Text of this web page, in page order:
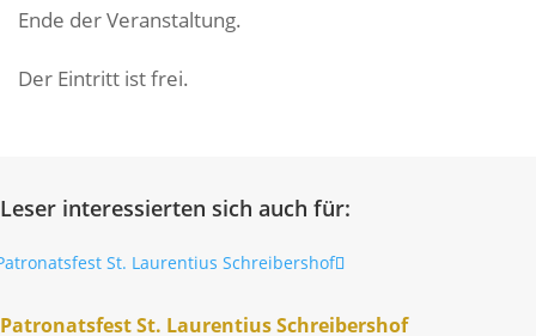
Ende der Veranstaltung.
Der Eintritt ist frei.
Leser interessierten sich auch für:
Patro­nats­fest St. Lauren­tius Schreibershof